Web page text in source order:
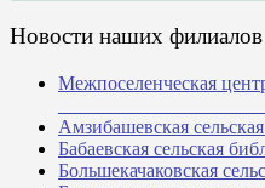
Новости наших филиалов
Межпоселенческая
Амзибашевская
Бабаевская сельская
Большекачаковская